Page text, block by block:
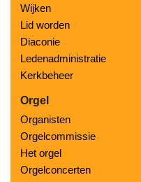
Wijken
Lid worden
Diaconie
Ledenadministratie
Kerkbeheer
Orgel
Organisten
Orgelcommissie
Het orgel
Orgelconcerten